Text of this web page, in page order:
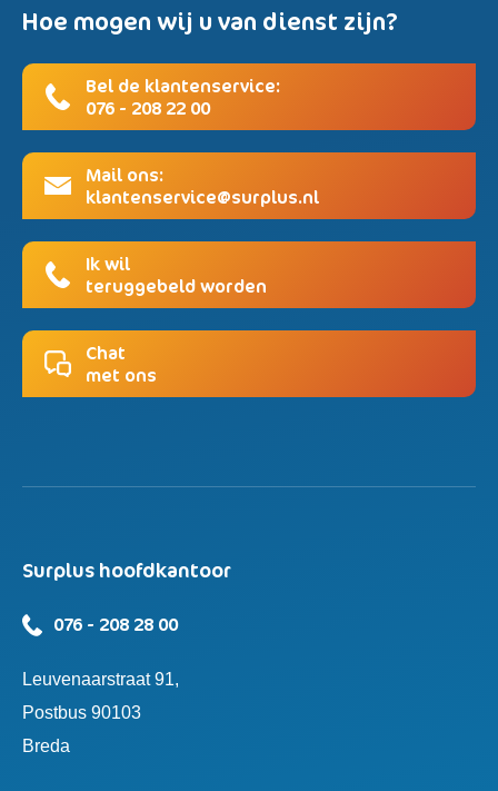
Hoe mogen wij u van dienst zijn?
Bel de klantenservice:
076 - 208 22 00
Mail ons:
klantenservice@surplus.nl
Ik wil
teruggebeld worden
Chat
met ons
Surplus hoofdkantoor
076 - 208 28 00
Leuvenaarstraat 91,
Postbus 90103
Breda